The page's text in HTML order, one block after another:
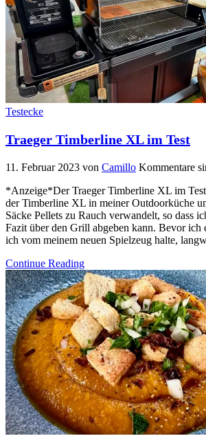
Testecke
Traeger Timberline XL im Test
11. Februar 2023 von Camillo Kommentare
*Anzeige*Der Traeger Timberline XL im
der Timberline XL in meiner Outdoorküche
Säcke Pellets zu Rauch verwandelt, so dass
Fazit über den Grill abgeben kann. Bevor ich
ich vom meinem neuen Spielzeug halte,
Continue Reading